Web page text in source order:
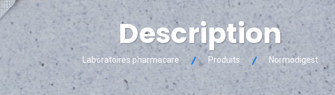
Description
Laboratoires pharmacare Produits Normodigest